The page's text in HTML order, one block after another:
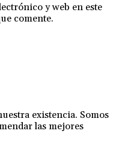
y web en este
comente.
existencia. Somos
las mejores